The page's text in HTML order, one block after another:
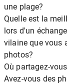
une plage?
Quelle est la
lors d'un
vilaine que vous
photos?
Où partagez-
Avez-vous des